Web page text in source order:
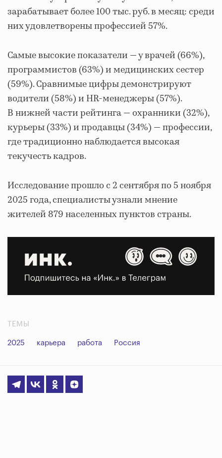
зарабатывает более 100 тыс. руб. в месяц: среди
них удовлетворены профессией 57%.
Самые высокие показатели — у врачей (66%),
программистов (63%) и медицинских сестер
(59%). Сравнимые цифры демонстрируют
водители (58%) и HR-менеджеры (57%).
В нижней части рейтинга — охранники (32%),
курьеры (33%) и продавцы (34%) — профессии,
где традиционно наблюдается высокая
текучесть кадров.
Исследование прошло с 2 сентября по 5 ноября
2025 года, специалисты узнали мнение
жителей 879 населенных пунктов страны.
ТЕМЫ
2025 карьера работа Россия